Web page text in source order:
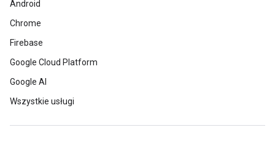
Android
Chrome
Firebase
Google Cloud Platform
Google AI
Wszystkie usługi